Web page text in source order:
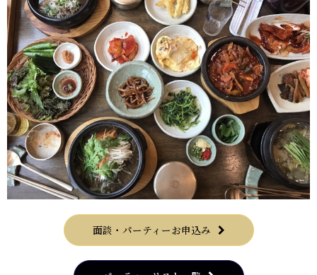
面談・パーティーお申込み